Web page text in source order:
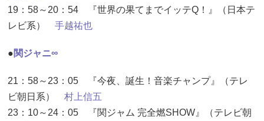
19：58～20：54 『世界の果てまでイッテQ！』（日本テ
レビ系） 手越祐也
●関ジャニ∞
21：58～23：05 『今夜、誕生！音楽チャンプ』（テレ
ビ朝日系） 村上信五
23：10～24：05 『関ジャム 完全燃SHOW』（テレビ朝